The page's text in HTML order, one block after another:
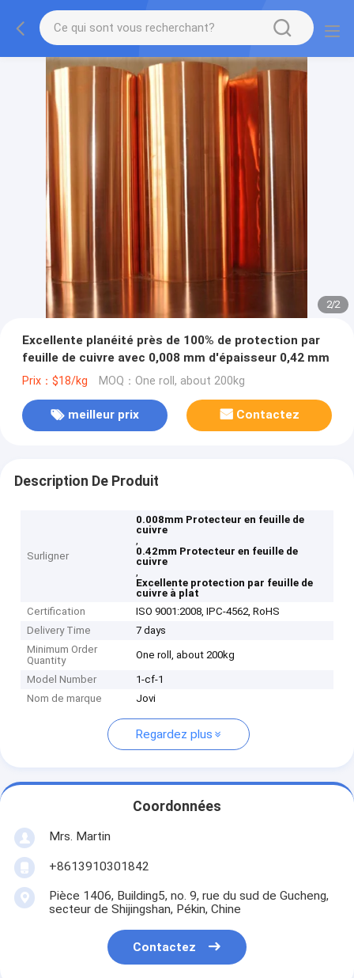
2/2
Excellente planéité près de 100% de protection par
feuille de cuivre avec 0,008 mm d'épaisseur 0,42 mm
Prix：$18/kg MOQ：One roll, about 200kg
meilleur prix Contactez
Description De Produit
Surligner
0.008mm Protecteur en feuille de
cuivre
,
0.42mm Protecteur en feuille de
cuivre
,
Excellente protection par feuille de
cuivre à plat
Certification
ISO 9001:2008, IPC-4562, RoHS
Delivery Time
7 days
Minimum Order
Quantity
One roll, about 200kg
Model Number
1-cf-1
Nom de marque
Jovi
Regardez plus
Coordonnées
Mrs. Martin
+8613910301842
Pièce 1406, Building5, no. 9, rue du sud de Gucheng,
secteur de Shijingshan, Pékin, Chine
Contactez